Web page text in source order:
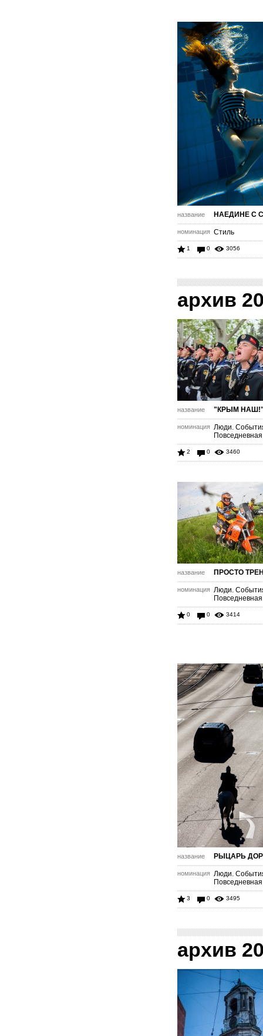
название НАЕДИНЕ С
номинация Стиль
1 0 3056
архив
название "КРЫМ
номинация Люди.
2 0 3460
название ПРОСТО
номинация Люди.
0 0 3414
название РЫЦАРЬ
номинация Люди.
3 0 3495
архив